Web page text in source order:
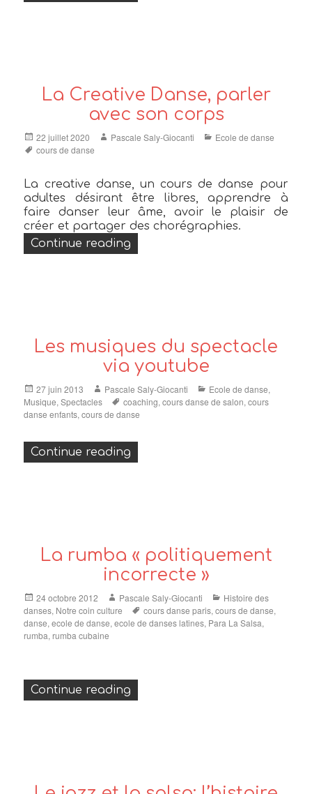
La Creative Danse, parler
avec son corps
Posted
on
22 juillet 2020 Author
Pascale Saly-Giocanti Categories
Ecole de danse
Tags
cours de danse
La creative danse, un cours de danse pour
adultes désirant être libres, apprendre à
faire danser leur âme, avoir le plaisir de
créer et partager des chorégraphies.
Continue reading
Les musiques du spectacle
via youtube
Posted
on
27 juin 2013 Author
Pascale Saly-Giocanti Categories
Ecole de danse,
Musique,Spectacles Tags
coaching,cours danse de salon,cours
danse enfants,cours de danse
Continue reading
La rumba « politiquement
incorrecte »
Posted
on
24 octobre 2012 Author
Pascale Saly-Giocanti Categories
Histoire des
danses, Notre coin culture Tags
cours danse paris,cours de danse,
danse,ecole de danse,ecole de danses latines, Para La Salsa,
rumba, rumba cubaine
Continue reading